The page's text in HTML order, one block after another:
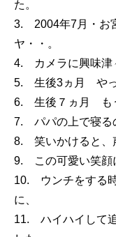
た。
3. 2004年7月・お
ヤ・・。
4. カメラに興味津
5. 生後3ヵ月 やっ
6. 生後７ヵ月 も
7. パパの上で寝る
8. 笑いかけると、
9. この可愛い笑顔
10. ウンチをする
に、
11. ハイハイして